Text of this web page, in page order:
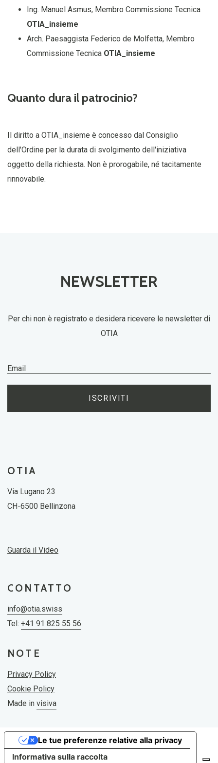
Ing. Manuel Asmus, Membro Commissione Tecnica
OTIA_insieme
Arch. Paesaggista Federico de Molfetta, Membro
Commissione Tecnica OTIA_insieme
Quanto dura il patrocinio?
Il diritto a OTIA_insieme è concesso dal Consiglio
dell'Ordine per la durata di svolgimento dell'iniziativa
oggetto della richiesta. Non è prorogabile, né tacitamente
rinnovabile.
NEWSLETTER
Per chi non è registrato e desidera ricevere le newsletter di
OTIA
ISCRIVITI
OTIA
Via Lugano 23
CH-6500 Bellinzona
Guarda il Video
CONTATTO
info@otia.swiss
Tel: +41 91 825 55 56
NOTE
Privacy Policy
Cookie Policy
Made in visiva
Informativa sulla raccolta
Le tue preferenze relative alla privacy